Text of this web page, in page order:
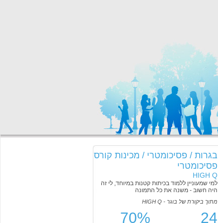
בגרות / פסיכומטרי / מכינות קורס
פסיכומטרי
HIGH Q
למי שמעוניין ללמוד בכיתות קטנות במיוחד, לי זה
היה חשוב - משנה את כל התמונה
מתוך ביקורת של בוגר - HIGH Q
24
70%